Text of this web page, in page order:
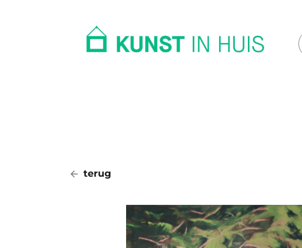
terug